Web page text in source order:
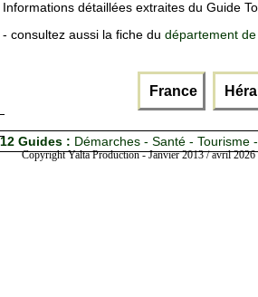
Informations détaillées extraites du Guide
- consultez aussi la fiche du département
France
12 Guides : Démarches - Santé - Tourisme
Copyright Yalta Production - Janvier 2013 / avril